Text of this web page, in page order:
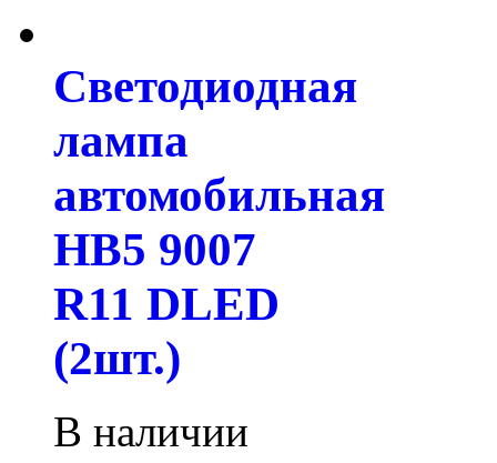
Светодиодная
лампа
автомобильная
HB5 9007
R11 DLED
(2шт.)
В наличии